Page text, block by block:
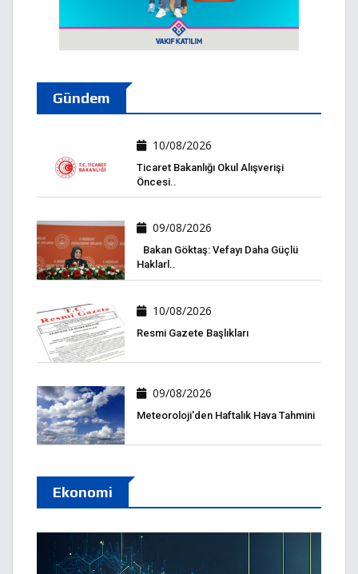
Gündem
10/08/2026
Ticaret Bakanlığı Okul Alışverişi
Öncesi..
09/08/2026
Bakan Göktaş: Vefayı Daha Güçlü
Haklarl..
10/08/2026
Resmi Gazete Başlıkları
09/08/2026
Meteoroloji'den Haftalık Hava Tahmini
Ekonomi